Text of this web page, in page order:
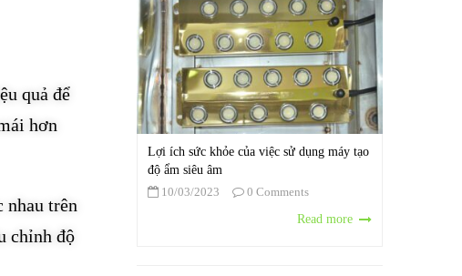
quả để
hơn
nhau trên
chỉnh độ
Lợi ích sức khỏe của việc sử dụng máy tạo
độ ẩm siêu âm
10/03/2023
0 Comments
Read more